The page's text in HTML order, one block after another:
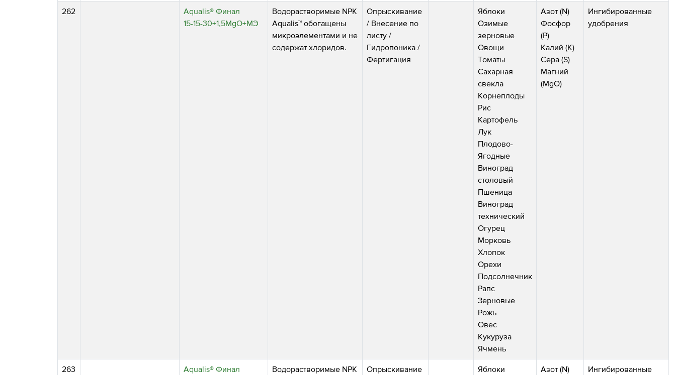
262
Aqualis® Финал
15⁠⁠-15⁠⁠-30+1,5MgO+МЭ
Водорастворимые NPK
Aqualis™ обогащены
микроэлементами и не
содержат хлоридов.
Опрыскивание
/ Внесение по
листу /
Гидропоника /
Фертигация
Яблоки
Озимые
зерновые
Овощи
Томаты
Сахарная
свекла
Корнеплоды
Рис
Картофель
Лук
Плодово-
Ягодные
Виноград
столовый
Пшеница
Виноград
технический
Огурец
Морковь
Хлопок
Орехи
Подсолнечник
Рапс
Зерновые
Рожь
Овес
Кукуруза
Ячмень
Азот (N)
Фосфор
(P)
Калий (K)
Сера (S)
Магний
(MgO)
Ингибированные
удобрения
263
Aqualis® Финал
Водорастворимые NPK
Опрыскивание
Яблоки
Азот (N)
Ингибированные